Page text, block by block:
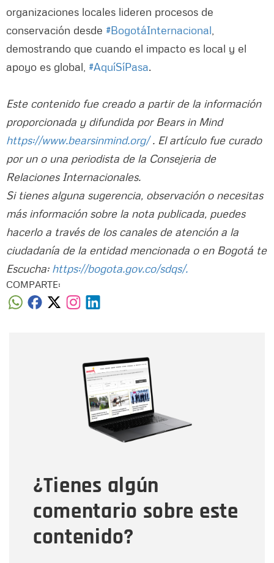
organizaciones locales lideren procesos de
conservación desde #BogotáInternacional
demostrando que cuando el impacto es local y el
apoyo es global, #AquíSíPasa.
Este contenido fue creado a partir de la información
proporcionada y difundida por Bears in Mind
https://www.bearsinmind.org/. El artículo fue curado
por un o una periodista de la Consejeria de
Relaciones Internacionales.
Si tienes alguna sugerencia, observación o necesitas
más información sobre la nota publicada, puedes
hacerlo a través de los canales de atención a la
ciudadanía de la entidad mencionada o en Bogotá te
Escucha: https://bogota.gov.co/sdqs/.
COMPARTE:
¿Tienes algún
comentario sobre este
contenido?
Correo electrónico
Tipo de comentario
Mensaje